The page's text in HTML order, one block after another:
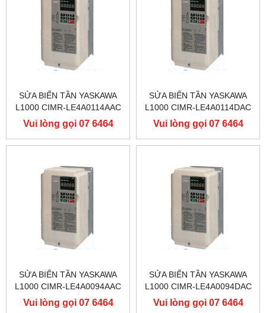
SỬA BIẾN TẦN YASKAWA
L1000 CIMR-LE4A0114AAC
400V 55KW, BIẾN TẦN
YASKAWA L1000
Vui lòng gọi 07 6464
9556
SỬA BIẾN TẦN YASKAWA
L1000 CIMR-LE4A0114DAC
400V 55KW, BIẾN TẦN
YASKAWA L1000
Vui lòng gọi 07 6464
9556
SỬA BIẾN TẦN YASKAWA
L1000 CIMR-LE4A0094AAC
400V 45KW, BIẾN TẦN
YASKAWA L1000
Vui lòng gọi 07 6464
SỬA BIẾN TẦN YASKAWA
L1000 CIMR-LE4A0094DAC
400V 45KW, BIẾN TẦN
YASKAWA L1000
Vui lòng gọi 07 6464